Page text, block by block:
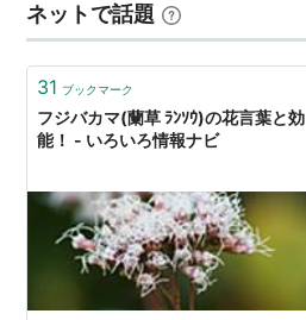
ネットで話題
31 ブックマーク
フジバカマ(蘭草 ﾗﾝｿｳ)の花言葉と効
能！ - いろいろ情報ナビ